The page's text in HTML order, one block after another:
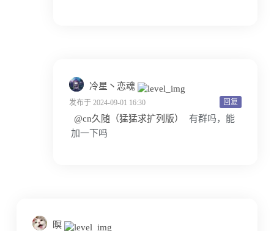
冷星丶恋魂
回复
发布于 2024-09-01 16:30
@cn久随（猛猛求扩列版）
有群吗，能
加一下吗
暝